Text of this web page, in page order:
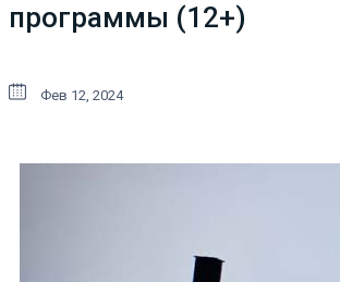
программы (12+)
Фев 12, 2024